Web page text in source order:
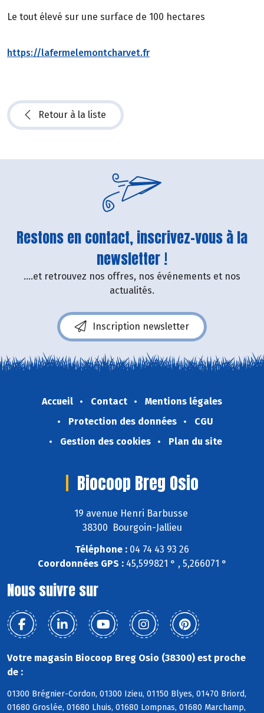
Le tout élevé sur une surface de 100 hectares
https://lafermelemontcharvet.fr
Retour à la liste
Restons en contact, inscrivez-vous à la
newsletter !
....et retrouvez nos offres, nos événements et nos
actualités.
Inscription newsletter
Accueil Contact
Mentions légales
Protection des données
CGU
Gestion des cookies
Plan du site
Biocoop Breg Osio
19 avenue Henri Barbusse
38300 Bourgoin-Jallieu
Téléphone : 04 74 43 93 26
Coordonnées GPS :45,599821 ° , 5,266071 °
Nous suivre sur
Votre magasin Biocoop Breg Osio (38300) est proche
de :
01300 Brégnier-Cordon, 01300 Izieu, 01150 Blyes, 01470 Briord,
01680 Groslée, 01680 Lhuis, 01680 Lompnas, 01680 Marchamp,